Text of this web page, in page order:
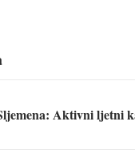
Aktivni ljetni